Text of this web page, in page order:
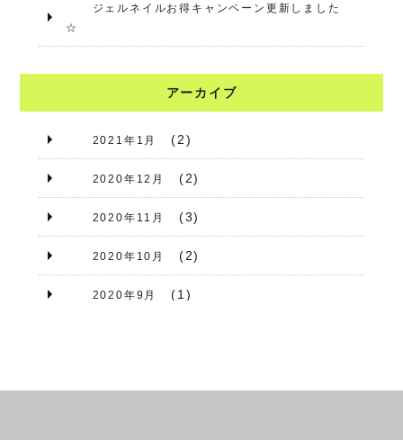
ジェルネイルお得キャンペーン更新しました
☆
アーカイブ
2021年1月 (2)
2020年12月 (2)
2020年11月 (3)
2020年10月 (2)
2020年9月 (1)